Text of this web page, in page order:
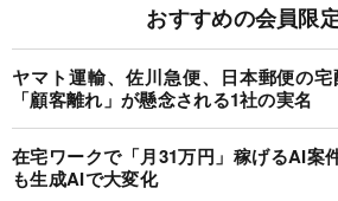
おすすめの会員限
ヤマト運輸、佐川急便、日本郵便の
「顧客離れ」が懸念される1社の実名
在宅ワークで「月31万円」稼げるAI案
も生成AIで大変化